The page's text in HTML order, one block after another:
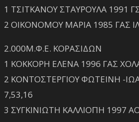
1 ΤΣΙΤΚΑΝΟΥ ΣΤΑΥΡΟΥΛΑ 1991
2 ΟΙΚΟΝΟΜΟΥ ΜΑΡΙΑ 1985 ΓΑΣ
2.000Μ.Φ.Ε. ΚΟΡΑΣΙΔΩΝ
1 ΚΟΚΚΟΡΗ ΕΛΕΝΑ 1996 ΓΑΣ
2 ΚΟΝΤΟΣΤΕΡΓΙΟΥ ΦΩΤΕΙΝΗ -
7,53,16
3 ΣΥΓΚΙΝΙΩΤΗ ΚΑΛΛΙΟΠΗ 1997